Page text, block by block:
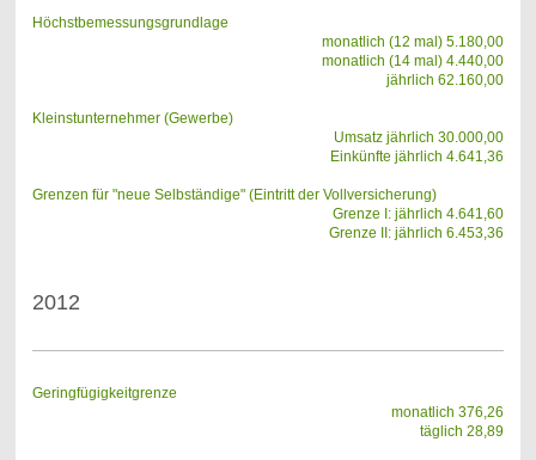
Höchstbemessungsgrundlage
monatlich (12 mal) 5.180,00
monatlich (14 mal) 4.440,00
jährlich 62.160,00
Kleinstunternehmer (Gewerbe)
Umsatz jährlich 30.000,00
Einkünfte jährlich 4.641,36
Grenzen für "neue Selbständige" (Eintritt der Vollversicherung)
Grenze I: jährlich 4.641,60
Grenze II: jährlich 6.453,36
2012
Geringfügigkeitgrenze
monatlich 376,26
täglich 28,89